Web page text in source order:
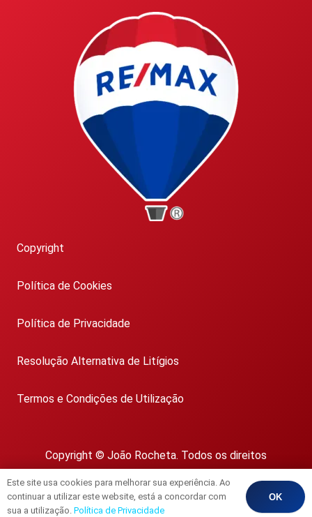
Copyright
Política de Cookies
Política de Privacidade
Resolução Alternativa de Litígios
Termos e Condições de Utilização
Copyright © João Rocheta. Todos os direitos
reservados.
AMI 1718
Este site usa cookies para melhorar sua experiência. Ao
continuar a utilizar este website, está a concordar com
sua a utilização. Política de Privacidade
OK